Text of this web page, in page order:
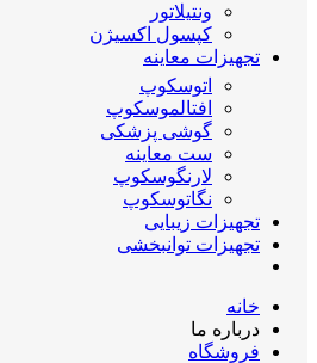
ونتیلاتور
کپسول اکسیژن
تجهیزات معاینه
اتوسکوپ
افتالموسکوپ
گوشی پزشکی
ست معاینه
لارنگوسکوپ
نگاتوسکوپ
تجهیزات زیبایی
تجهیزات توانبخشی
خانه
درباره ما
فروشگاه